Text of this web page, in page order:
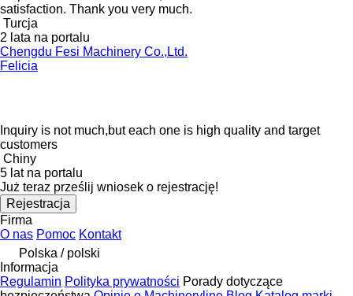
satisfaction. Thank you very much.
Turcja
2 lata na portalu
Chengdu Fesi Machinery Co.,Ltd.
Felicia
Inquiry is not much,but each one is high quality and target
customers
Chiny
5 lat na portalu
Już teraz prześlij wniosek o rejestrację!
Rejestracja
Firma
O nas Pomoc Kontakt
Polska / polski
Informacja
Regulamin Polityka prywatności Porady dotyczące